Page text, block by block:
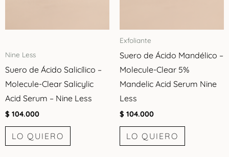
Nine Less
Suero de Ácido Salicílico –
Molecule-Clear Salicylic
Acid Serum – Nine Less
$ 104.000
LO QUIERO
Exfoliante
Suero de Ácido Mandélico –
Molecule-Clear 5%
Mandelic Acid Serum Nine
Less
$ 104.000
LO QUIERO